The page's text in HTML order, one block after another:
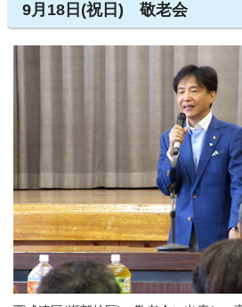
9月18日(祝日) 敬老会